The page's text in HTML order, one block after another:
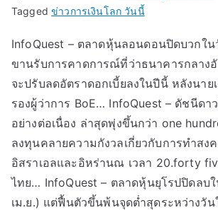
Taggedข่าวการเงินโลก วันนี้
InfoQuest – ตลาดหุ้นลอนดอนปิดบวกใน
ขานรับการคาดการณ์ที่ว่าธนาคารกลาง
จะปรับลดอัตราดอกเบี้ยลงในปีนี้ หลังนาย
รองผู้ว่าการ BoE… InfoQuest – ดัชนีด
อย่างต่อเนื่อง ล่าสุดพุ่งขึ้นกว่า one
ลงทุนคลายความกังวลเกี่ยวกับการทำสง
อิสราเอลและอิหร่านณ เวลา 20.forty
ไทย… InfoQuest – ตลาดหุ้นยุโรปปิดลบ
เม.ย.) แต่ฟื้นตัวขึ้นพ้นจุดต่ำสุดระหว่างวัน